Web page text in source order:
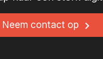
Neem contact op